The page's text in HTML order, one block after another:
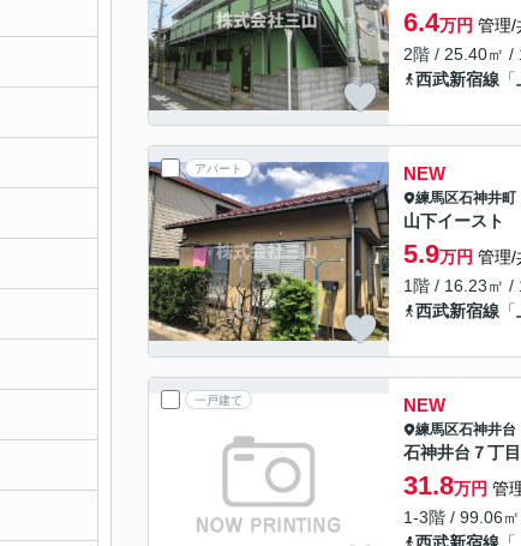
6.4万円 管理/
2階 / 25.40㎡ /
西武新宿線 「
アパート NEW
練馬区石神井町
山下イースト
5.9万円 管理/
1階 / 16.23㎡ /
西武新宿線 「
一戸建て NEW
練馬区石神井台
石神井台７丁
31.8万円 管
1-3階 / 99.06